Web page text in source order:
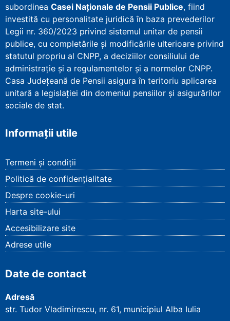
subordinea Casei Naționale de Pensii Publice, fiind
investită cu personalitate juridică în baza prevederilor
Legii nr. 360/2023 privind sistemul unitar de pensii
publice, cu completările și modificările ulterioare privind
statutul propriu al CNPP, a deciziilor consiliului de
administrație și a regulamentelor și a normelor CNPP.
Casa Județeană de Pensii asigura în teritoriu aplicarea
unitară a legislației din domeniul pensiilor și asigurărilor
sociale de stat.
Informații utile
Termeni și condiții
Politică de confidențialitate
Despre cookie-uri
Harta site-ului
Accesibilizare site
Adrese utile
Date de contact
Adresă
str. Tudor Vladimirescu, nr. 61, municipiul Alba Iulia